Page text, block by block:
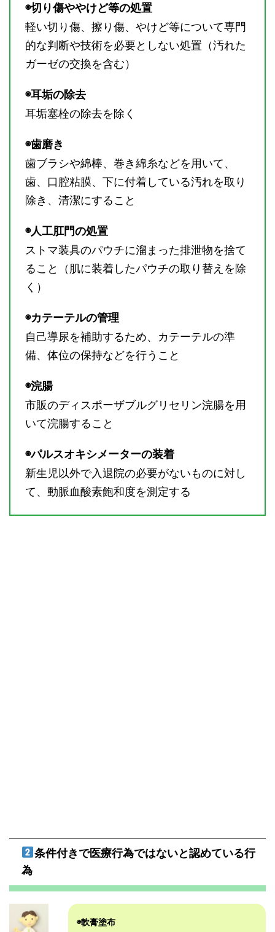
◉切り傷ややけど等の処置
軽い切り傷、擦り傷、やけど等について専門
的な判断や技術を必要としない処置（汚れた
ガーゼの交換を含む）
◉耳垢の除去
耳垢塞栓の除去を除く
◉歯磨き
歯ブラシや綿棒、巻き綿糸などを用いて、
歯、口腔粘膜、下に付着している汚れを取り
除き、清潔にすること
◉人工肛門の処置
ストマ装具のパウチに溜まった排泄物を捨て
ること（肌に装着したパウチの取り替えを除
く）
◉カテーテルの管理
自己導尿を補助するため、カテーテルの準
備、体位の保持などを行うこと
◉浣腸
市販のディスポーザブルグリセリン浣腸を用
いて浣腸すること
◉パルスオキシメーターの装着
新生児以外で入退院の必要がないものに対し
て、動脈血酸素飽和度を測定する
条件付きで医療行為ではないと認めている行
為
◉軟膏塗布